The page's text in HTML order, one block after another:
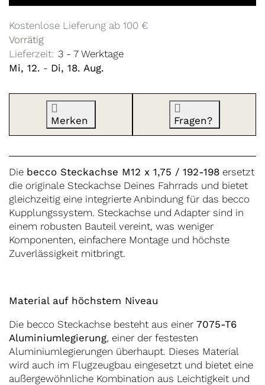
Kostenlose Lieferung ab 100 €
Vorrätig
Lieferzeit: 3 - 7 Werktage
Mi, 12. - Di, 18. Aug.
Merken Fragen?
Die becco Steckachse M12 x 1,75 / 192-198 ersetzt
die originale Steckachse Deines Fahrrads und bietet
gleichzeitig eine integrierte Anbindung für das becco
Kupplungssystem. Steckachse und Adapter sind in
einem robusten Bauteil vereint, was weniger
Komponenten, einfachere Montage und höchste
Zuverlässigkeit mitbringt.
Material auf höchstem Niveau
Die becco Steckachse besteht aus einer 7075-T6
Aluminiumlegierung, einer der festesten
Aluminiumlegierungen überhaupt. Dieses Material
wird auch im Flugzeugbau eingesetzt und bietet eine
außergewöhnliche Kombination aus Leichtigkeit und